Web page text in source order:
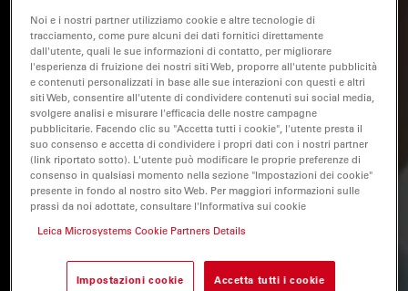
Noi e i nostri partner utilizziamo cookie e altre tecnologie di
tracciamento, come pure alcuni dei dati fornitici direttamente
dall'utente, quali le sue informazioni di contatto, per migliorare
l'esperienza di fruizione dei nostri siti Web, proporre all'utente pubblicità
e contenuti personalizzati in base alle sue interazioni con questi e altri
siti Web, consentire all'utente di condividere contenuti sui social media,
svolgere analisi e misurare l'efficacia delle nostre campagne
pubblicitarie. Facendo clic su "Accetta tutti i cookie", l'utente presta il
suo consenso e accetta di condividere i propri dati con i nostri partner
(link riportato sotto). L'utente può modificare le proprie preferenze di
consenso in qualsiasi momento nella sezione "Impostazioni dei cookie"
presente in fondo al nostro sito Web. Per maggiori informazioni sulle
prassi da noi adottate, consultare l'Informativa sui cookie
Leica Microsystems Cookie Partners Details
Impostazioni cookie Accetta tutti i cookie